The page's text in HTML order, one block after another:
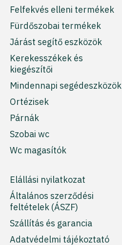
Felfekvés elleni termékek
Fürdőszobai termékek
Járást segítő eszközök
Kerekesszékek és
kiegészítői
Mindennapi segédeszközök
Ortézisek
Párnák
Szobai wc
Wc magasítók
Elállási nyilatkozat
Általános szerződési
feltételek (ÁSZF)
Szállítás és garancia
Adatvédelmi tájékoztató